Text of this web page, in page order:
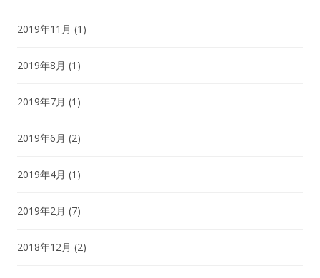
2019年11月 (1)
2019年8月 (1)
2019年7月 (1)
2019年6月 (2)
2019年4月 (1)
2019年2月 (7)
2018年12月 (2)